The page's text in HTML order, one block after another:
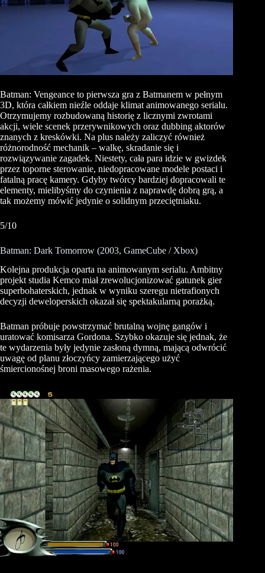
Batman: Vengeance to pierwsza gra z Batmanem w pełnym
3D, która całkiem nieźle oddaje klimat animowanego serialu.
Otrzymujemy rozbudowaną historię z licznymi zwrotami
akcji, wiele scenek przerywnikowych oraz dubbing aktorów
znanych z kreskówki. Na plus należy zaliczyć również
różnorodność mechanik – walkę, skradanie się i
rozwiązywanie zagadek. Niestety, cała para idzie w gwizdek
przez toporne sterowanie, niedopracowane modele postaci i
fatalną pracę kamery. Gdyby twórcy bardziej dopracowali te
elementy, mielibyśmy do czynienia z naprawdę dobrą grą, a
tak możemy mówić jedynie o solidnym przeciętniaku.
5/10
Batman: Dark Tomorrow (2003, GameCube / Xbox)
Kolejna produkcja oparta na animowanym serialu. Ambitny
projekt studia Kemco miał zrewolucjonizować gatunek gier
superbohaterskich, jednak w wyniku szeregu nietrafionych
decyzji deweloperskich okazał się spektakularną porażką.
Batman próbuje powstrzymać brutalną wojnę gangów i
uratować komisarza Gordona. Szybko okazuje się jednak, że
te wydarzenia były jedynie zasłoną dymną, mającą odwrócić
uwagę od planu złoczyńcy zamierzającego użyć
śmiercionośnej broni masowego rażenia.